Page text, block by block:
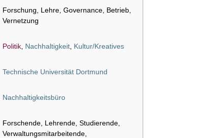
Forschung, Lehre, Governance, Betrieb,
Vernetzung
Politik Nachhaltigkeit Kultur/Kreatives
Technische Universität Dortmund
Nachhaltigkeitsbüro
Forschende, Lehrende, Studierende,
Verwaltungsmitarbeitende,